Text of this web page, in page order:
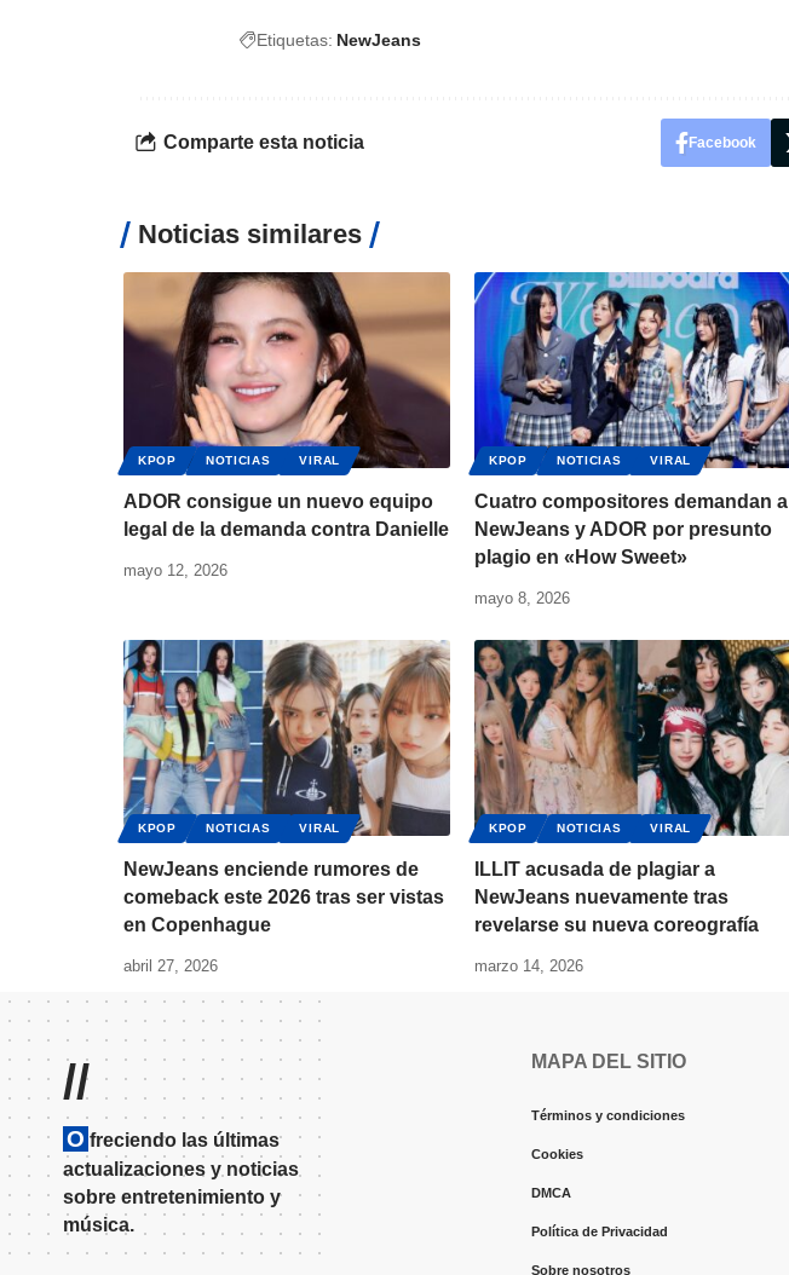
Etiquetas: NewJeans
Comparte esta noticia Facebook
Noticias similares
KPOP NOTICIAS VIRAL
ADOR consigue un nuevo equipo
legal de la demanda contra Danielle
mayo 12, 2026
KPOP NOTICIAS VIRAL
Cuatro compositores demandan a
NewJeans y ADOR por presunto
plagio en «How Sweet»
mayo 8, 2026
KPOP NOTICIAS VIRAL
NewJeans enciende rumores de
comeback este 2026 tras ser vistas
en Copenhague
abril 27, 2026
KPOP NOTICIAS VIRAL
ILLIT acusada de plagiar a
NewJeans nuevamente tras
revelarse su nueva coreografía
marzo 14, 2026
//
O freciendo las últimas
actualizaciones y noticias
sobre entretenimiento y
música.
MAPA DEL SITIO
Términos y condiciones
Cookies
DMCA
Política de Privacidad
Sobre nosotros